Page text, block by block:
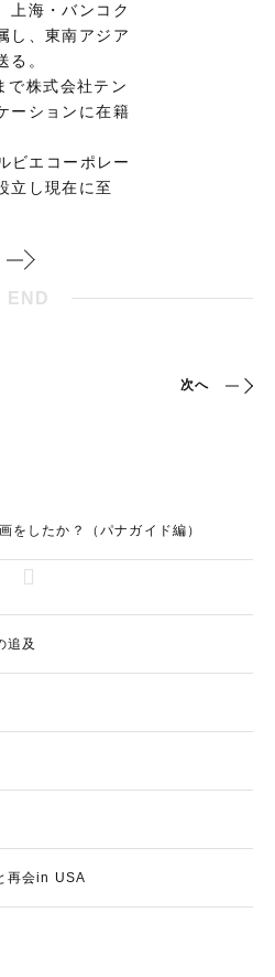
上海・バンコク
し、東南アジア
る。
株式会社テン
ーションに在籍
ビエコーポレー
立し現在に至
END
次へ
をしたか？（パナガイド編）
及
再会in USA